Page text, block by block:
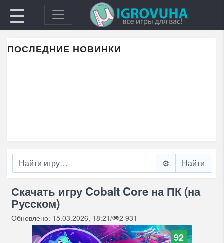
☰
ПОСЛЕДНИЕ НОВИНКИ
⚙️
Скачать игру Cobalt Core на ПК (на
Русском)
Обновлено: 15.03.2026, 18:21/ 2 931
92